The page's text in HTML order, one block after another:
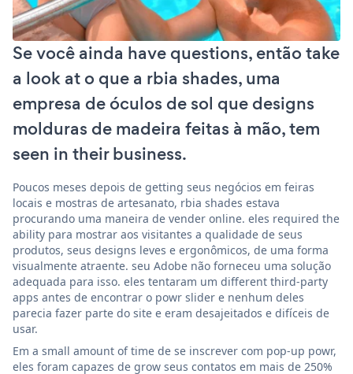
Se você ainda have questions, então take
a look at o que a rbia shades, uma
empresa de óculos de sol que designs
molduras de madeira feitas à mão, tem
seen in their business.
Poucos meses depois de getting seus negócios em feiras
locais e mostras de artesanato, rbia shades estava
procurando uma maneira de vender online. eles required the
ability para mostrar aos visitantes a qualidade de seus
produtos, seus designs leves e ergonômicos, de uma forma
visualmente atraente. seu Adobe não forneceu uma solução
adequada para isso. eles tentaram um different third-party
apps antes de encontrar o powr slider e nenhum deles
parecia fazer parte do site e eram desajeitados e difíceis de
usar.
Em a small amount of time de se inscrever com pop-up powr,
eles foram capazes de grow seus contatos em mais de 250%